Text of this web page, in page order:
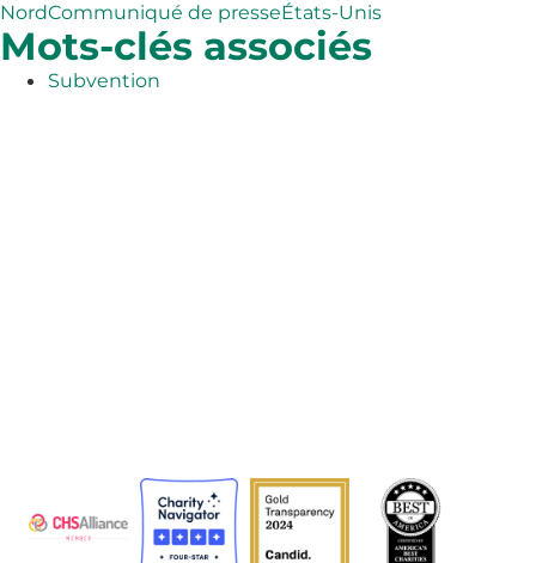
NordCommuniqué de presseÉtats-Unis
Mots-clés associés
Subvention